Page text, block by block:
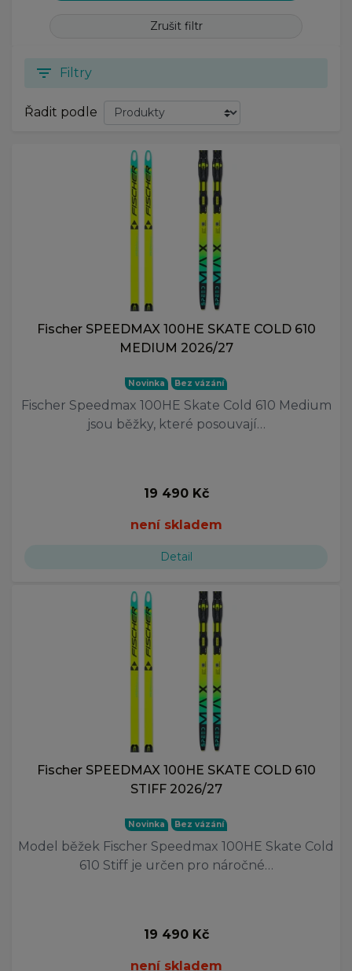
Zrušit filtr
filter_list Filtry
Řadit podle
Fischer SPEEDMAX 100HE SKATE COLD 610
MEDIUM 2026/27
Novinka Bez vázání
Fischer Speedmax 100HE Skate Cold 610 Medium
jsou běžky, které posouvají…
19 490 Kč
není skladem
Detail
Fischer SPEEDMAX 100HE SKATE COLD 610
STIFF 2026/27
Novinka Bez vázání
Model běžek Fischer Speedmax 100HE Skate Cold
610 Stiff je určen pro náročné…
19 490 Kč
není skladem